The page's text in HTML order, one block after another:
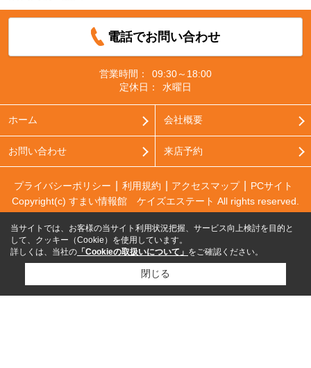
電話でお問い合わせ
営業時間：
09:30～18:00
定休日：
水曜日
ホーム 会社概要
お問い合わせ 来店予約
プライバシーポリシー 利用規約 アクセスマップ
PCサイト
Copyright(c) すまい情報館 ケイズエステート All rights reserved.
当サイトでは、お客様の当サイト利用状況把握、サービス向上検討を目的と
して、クッキー（Cookie）を使用しています。
詳しくは、当社の 「Cookieの取扱いについて」 をご確認ください。
閉じる